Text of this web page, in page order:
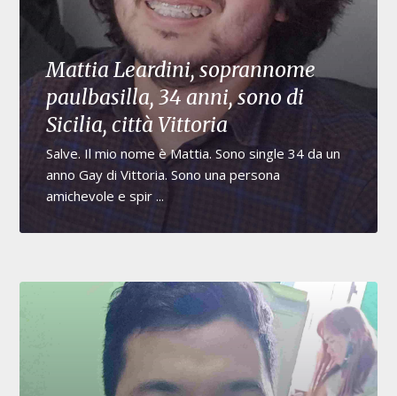
Mattia Leardini, soprannome
paulbasilla, 34 anni, sono di
Sicilia, città Vittoria
Salve. Il mio nome è Mattia. Sono single 34 da un
anno Gay di Vittoria. Sono una persona
amichevole e spir ...